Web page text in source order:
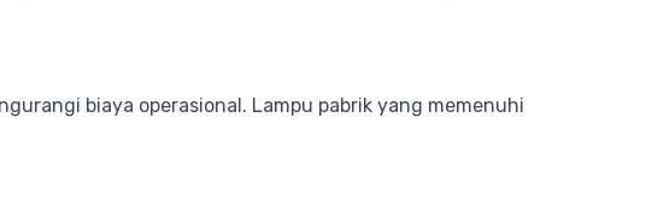
biaya operasional. Lampu pabrik yang memenuhi